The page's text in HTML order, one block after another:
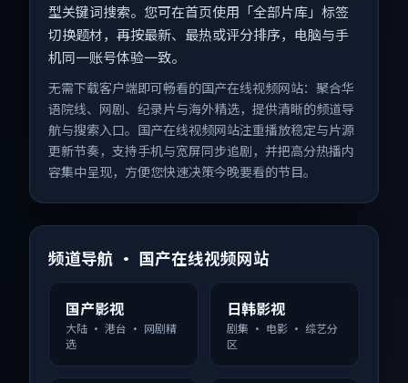
型关键词搜索。您可在首页使用「全部片库」标签
切换题材，再按最新、最热或评分排序，电脑与手
机同一账号体验一致。
无需下载客户端即可畅看的国产在线视频网站：聚合华
语院线、网剧、纪录片与海外精选，提供清晰的频道导
航与搜索入口。国产在线视频网站注重播放稳定与片源
更新节奏，支持手机与宽屏同步追剧，并把高分热播内
容集中呈现，方便您快速决策今晚要看的节目。
频道导航 · 国产在线视频网站
国产影视
大陆 · 港台 · 网剧精
选
日韩影视
剧集 · 电影 · 综艺分
区